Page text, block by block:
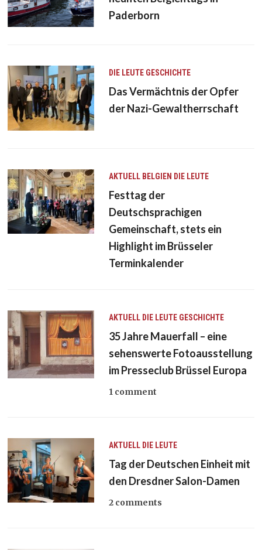
Paderborn
DIE LEUTE GESCHICHTE
Das Vermächtnis der Opfer
der Nazi-Gewaltherrschaft
AKTUELL BELGIEN DIE LEUTE
Festtag der
Deutschsprachigen
Gemeinschaft, stets ein
Highlight im Brüsseler
Terminkalender
AKTUELL DIE LEUTE GESCHICHTE
35 Jahre Mauerfall – eine
sehenswerte Fotoausstellung
im Presseclub Brüssel Europa
1 comment
AKTUELL DIE LEUTE
Tag der Deutschen Einheit mit
den Dresdner Salon-Damen
2 comments